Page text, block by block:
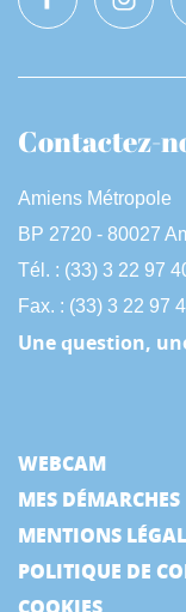
Contactez-
Amiens Métropole
BP 2720 - 80027
Tél. : (33) 3 22 97
Fax. : (33) 3 22 97
Une question,
WEBCAM
MES DÉMARCHES
MENTIONS
POLITIQUE DE
COOKIES